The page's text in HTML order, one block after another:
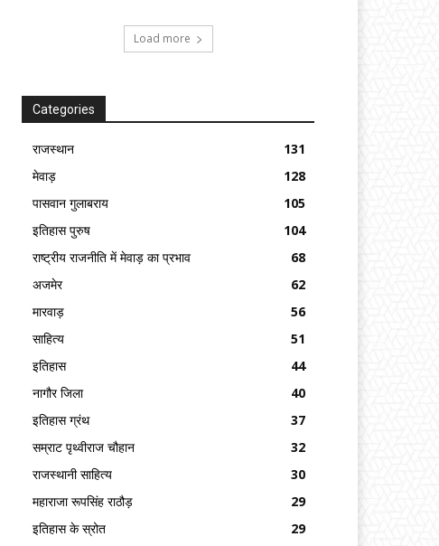
Load more
Categories
राजस्थान
131
मेवाड़
128
पासवान गुलाबराय
105
इतिहास पुरुष
104
राष्ट्रीय राजनीति में मेवाड़ का प्रभाव
68
अजमेर
62
मारवाड़
56
साहित्य
51
इतिहास
44
नागौर जिला
40
इतिहास ग्रंथ
37
सम्राट पृथ्वीराज चौहान
32
राजस्थानी साहित्य
30
महाराजा रूपसिंह राठौड़
29
इतिहास के स्रोत
29